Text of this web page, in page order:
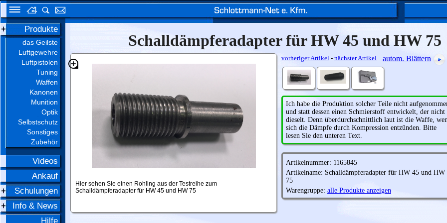
Produkte
das Geilste
Luftgewehre
Luftpistolen
Tuning
Waffen
Kanonen
Munition
Optik
Selbstschutz
Sonstiges
Zubehör
Videos
Ankauf
Schulungen
Info & News
Hilfe
Schalldämpferadapter für HW 45 und HW 75
Hier sehen Sie einen Rohling aus der Testreihe zum
Schalldämpferadapter für HW 45 und HW 75
vorheriger Artikel - nächster Artikel autom. Blättern
Ich habe die Produktion solcher Teile nicht
und statt dessen einen Schmierstoff entwickelt, der nicht
dieselt. Denn überdurchschnittlich laut ist die Waffe,
sich die Dämpfe durch Kompression entzünden. Bitte
lesen Sie den unteren Text.
Artikelnummer: 1165845
Artikelname: Schalldämpferadapter für HW 45 und HW
75
Warengruppe: alle Produkte anzeigen